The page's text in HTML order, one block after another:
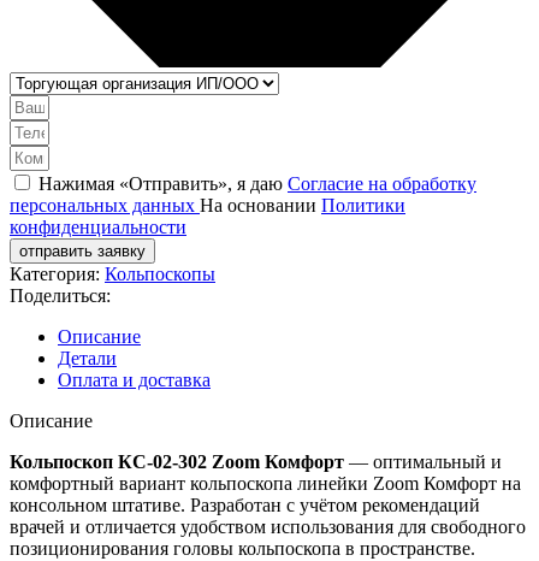
Нажимая «Отправить», я даю Согласие на обработку
персональных данных На основании Политики
конфиденциальности
отправить заявку
Категория: Кольпоскопы
Поделиться:
Описание
Детали
Оплата и доставка
Описание
Кольпоскоп КС-02-302 Zoom Комфорт — оптимальный и
комфортный вариант кольпоскопа линейки Zoom Комфорт на
консольном штативе. Разработан с учётом рекомендаций
врачей и отличается удобством использования для свободного
позиционирования головы кольпоскопа в пространстве.